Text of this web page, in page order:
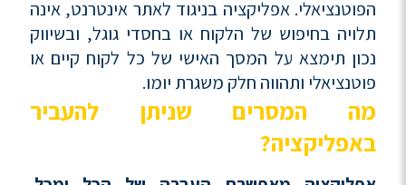
הפוטנציאלי. אפליקציה בניגוד לאתר אינטרנט, אינה
תלויה בחיפוש של הלקוח או בחסדי גוגל, ובשיווק
נכון תימצא על המסך האישי של כל לקוח קיים או
פוטנציאלי ותהווה חלק משגרת יומו.
מה המסרים שניתן להעביר
באפליקציה?